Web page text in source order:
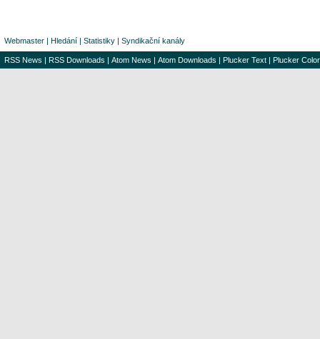
Webmaster | Hledání | Statistiky | Syndikační kanály
RSS News | RSS Downloads | Atom News | Atom Downloads | Plucker Text | Plucker Color